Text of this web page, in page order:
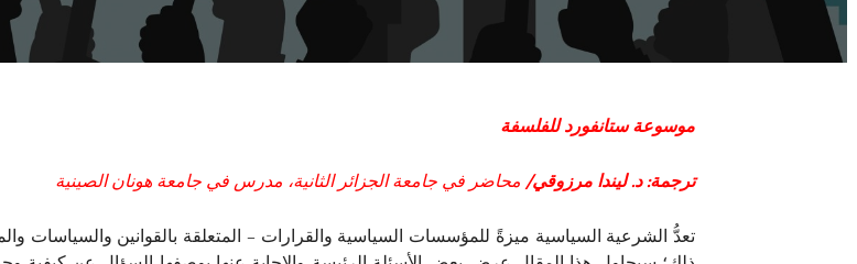
موسوعة ستانفورد للفلسفة
ترجمة: د. ليندا مرزوقي/محاضر في جامعة الجزائر الثانية، مدرس في جامعة هونان الصينية
تعدُّ الشرعية السياسية ميزةً للمؤسسات السياسية والقرارات – المتعلقة بالقوانين والسياسات